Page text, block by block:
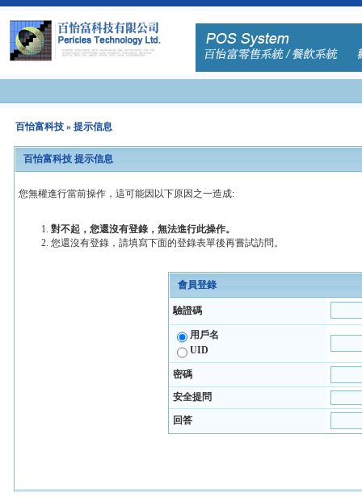
百怡富科技 » 提示信息
百怡富科技 提示信息
您無權進行當前操作，這可能因以下原因之一造成:
對不起，您還沒有登錄，無法進行此操作。
您還沒有登錄，請填寫下面的登錄表單後再嘗試訪問。
會員登錄
驗證碼
用戶名
UID
密碼
安全提問
回答